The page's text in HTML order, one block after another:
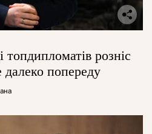
розніс
попереду